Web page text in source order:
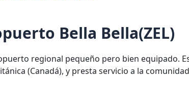
Bella Bella(ZEL)
regional pequeño pero bien equipado.
(Canadá), y presta servicio a la